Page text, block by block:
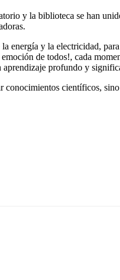
y la biblioteca se han
energía y la electricidad,
de todos!, cada
aprendizaje profundo y
científicos,